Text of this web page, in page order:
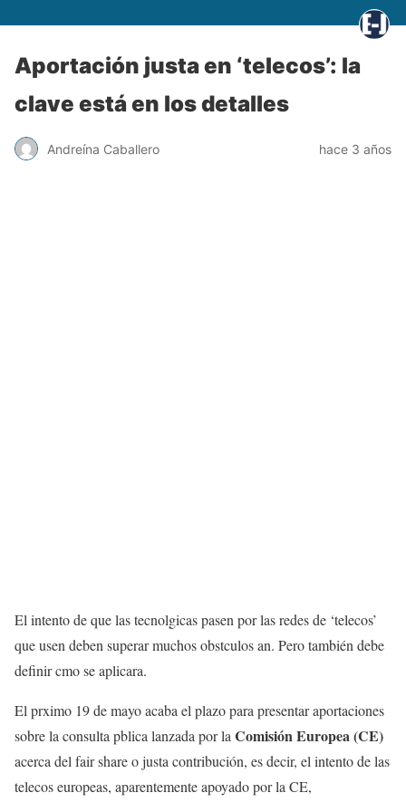
Aportación justa en ‘telecos’: la
clave está en los detalles
Andreína Caballero hace 3 años
El intento de que las tecnolgicas pasen por las redes de ‘telecos’
que usen deben superar muchos obstculos an. Pero también debe
definir cmo se aplicara.
El prximo 19 de mayo acaba el plazo para presentar aportaciones
sobre la consulta pblica lanzada por la Comisión Europea (CE)
acerca del fair share o justa contribución, es decir, el intento de las
telecos europeas, aparentemente apoyado por la CE,